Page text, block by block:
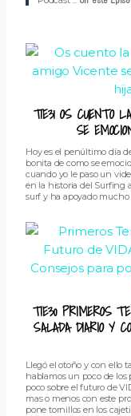
T1E31 OS CUENTO
SE
Hoy es el penúltimo día
bonita de como se
cuando yo le paso un
en la historia del Surfing
surf y ha apoyado mucho
T1E30 PRIMEROS
SALADA DIARIO Y
Llegó el otoño y con ello
hablamos un poco de los
poco sobre el futuro de
mas o menos con este
pone tornillos en los